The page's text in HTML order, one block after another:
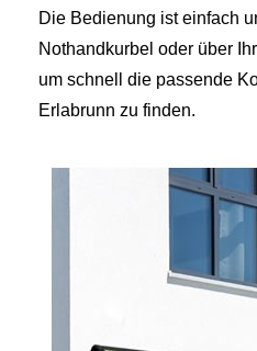
Die Bedienung ist einfach
Nothandkurbel oder über
um schnell die passende
Erlabrunn zu finden.